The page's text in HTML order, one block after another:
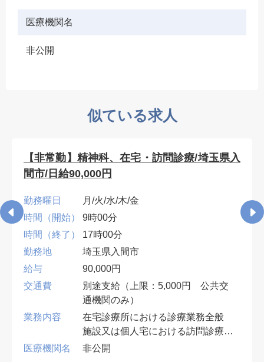
医療機関名
非公開
似ている求人
【非常勤】精神科、在宅・訪問診療/埼玉県入
間市/日給90,000円
勤務曜日
月/火/水/木/金
時間（開始）
9時00分
時間（終了）
17時00分
勤務地
埼玉県入間市
給与
90,000円
交通費
別途支給（上限：5,000円 公共交
通機関のみ）
業務内容
在宅診療所における診療業務全般
施設又は個人宅における訪問診療・
往診など
医療機関名 非公開